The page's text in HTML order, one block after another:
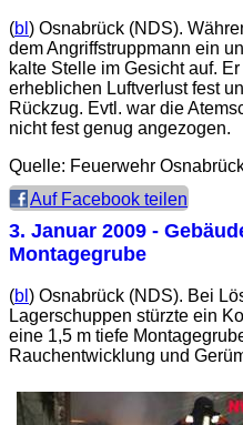
(bl ) Osnabrück (NDS).
dem Angriffstruppmann ein
kalte Stelle im Gesicht auf.
erheblichen Luftverlust fest
Rückzug. Evtl. war die
nicht fest genug angezogen.
Quelle: Feuerwehr
Auf Facebook teilen
3. Januar 2009 -
Montagegrube
(bl ) Osnabrück (NDS). Bei
Lagerschuppen stürzte ein
eine 1,5 m tiefe
Rauchentwicklung und